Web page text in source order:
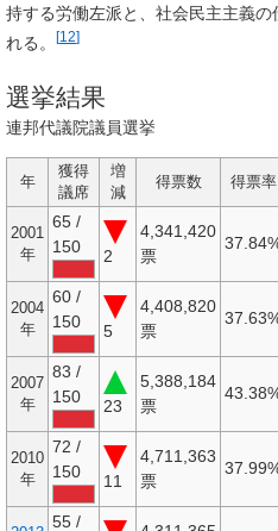
持する労働左派と、社会民主主義
れる。
[12]
選挙結果
連邦代議院議員選挙
年
獲得
議席
増
減
得票数 得票率
2001
年
65 /
150
2
4,341,420
票
2004
年
60 /
150
5
4,408,820
票
2007
年
83 /
150
23
5,388,184
票
2010
年
72 /
150
11
4,711,363
票
55 /